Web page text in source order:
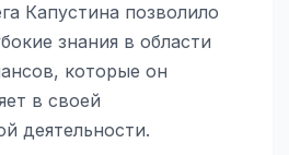
Капустина позволило
знания в области
которые он
в своей
деятельности.